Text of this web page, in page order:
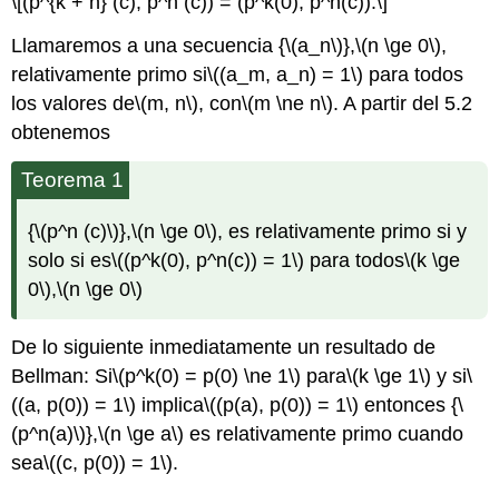
Llamaremos a una secuencia {\(a_n\)},\(n \ge 0\),
relativamente primo si\((a_m, a_n) = 1\) para todos
los valores de\(m, n\), con\(m \ne n\). A partir del 5.2
obtenemos
Teorema 1
{\(p^n (c)\)},\(n \ge 0\), es relativamente primo si y
solo si es\((p^k(0), p^n(c)) = 1\) para todos\(k \ge
0\),\(n \ge 0\)
De lo siguiente inmediatamente un resultado de
Bellman: Si\(p^k(0) = p(0) \ne 1\) para\(k \ge 1\) y si\
((a, p(0)) = 1\) implica\((p(a), p(0)) = 1\) entonces {\
(p^n(a)\)},\(n \ge a\) es relativamente primo cuando
sea\((c, p(0)) = 1\).